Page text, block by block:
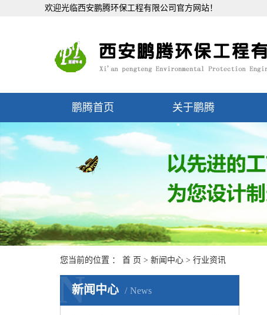
欢迎光临西安鹏腾环保工程有限公司官方网站！
鹏腾首页 关于鹏腾
您当前的位置 ： 首 页 > 新闻中心 > 行业资讯
新闻中心 News
N